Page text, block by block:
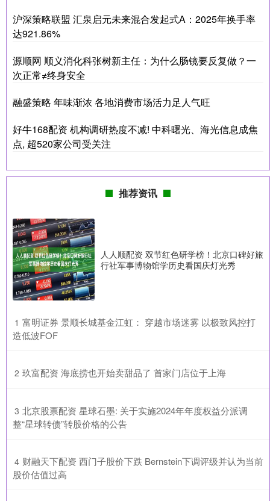
沪深策略联盟 汇泉启元未来混合发起式A：2025年换手率
达921.86%
源顺网 顺义消化科张树新主任：为什么肠镜要反复做？一
次正常≠终身安全
融盛策略 年味渐浓 各地消费市场活力足人气旺
好牛168配资 机构调研热度不减! 中科曙光、海光信息成焦
点, 超520家公司受关注
推荐资讯
人人顺配资 双节红色研学榜！北京口碑好旅
行社军事博物馆学历史看国庆灯光秀
1 ​富明证券 景顺长城基金江虹： 穿越市场迷雾 以极致风控打
造低波FOF
2 ​玖富配资 海底捞也开始卖甜品了 首家门店位于上海
3 ​北京股票配资 星球石墨: 关于实施2024年年度权益分派调
整“星球转债”转股价格的公告
4 ​财融天下配资 西门子股价下跌 Bernstein下调评级并认为当前
股价估值过高